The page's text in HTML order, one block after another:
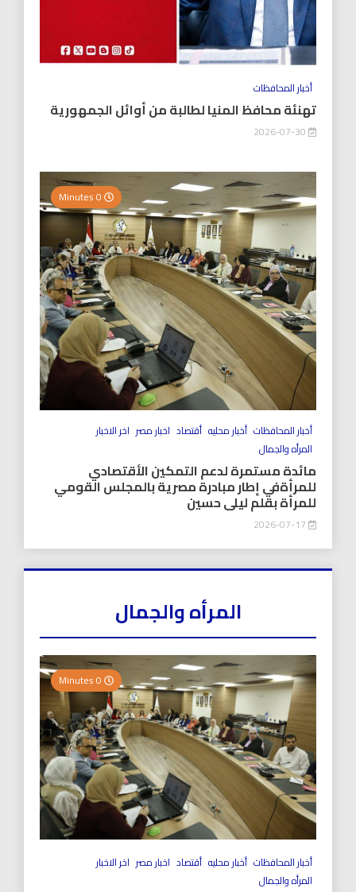
أخبار المحافظات
تهنئة محافظ المنيا لطالبة من أوائل الجمهورية
أخبار المحافظات أخبار محليه أقتصاد اخبار مصر اخر الاخبار
المرأه والجمال
مائدة مستمرة لدعم التمكين الأقتصادي
للمرأةفي إطار مبادرة مصرية بالمجلس القومي
للمرأة بقلم ليلى حسين
المرأه والجمال
أخبار المحافظات أخبار محليه أقتصاد اخبار مصر اخر الاخبار
المرأه والجمال